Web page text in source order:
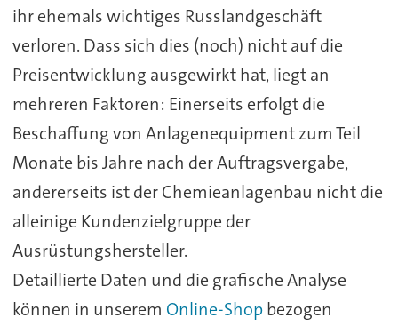
ihr ehemals wichtiges Russlandgeschäft
verloren. Dass sich dies (noch) nicht auf die
Preisentwicklung ausgewirkt hat, liegt an
mehreren Faktoren: Einerseits erfolgt die
Beschaffung von Anlagenequipment zum Teil
Monate bis Jahre nach der Auftragsvergabe,
andererseits ist der Chemieanlagenbau nicht die
alleinige Kundenzielgruppe der
Ausrüstungshersteller.
Detaillierte Daten und die grafische Analyse
können in unserem Online-Shopbezogen